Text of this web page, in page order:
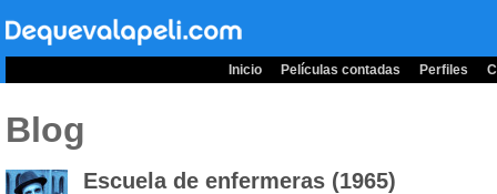
Inicio Películas contadas Perfiles
Blog
Escuela de enfermeras (1965)